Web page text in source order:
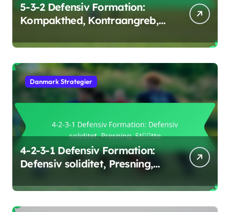
5-3-2 Defensiv Formation:
Kompakthed, Kontraangreb,
Danmark Strategier
4-2-3-1 Defensiv Formation:
Defensiv soliditet, Presning,